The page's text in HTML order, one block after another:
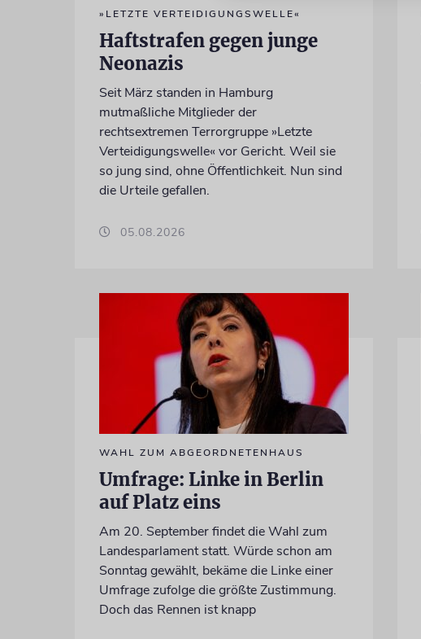
»LETZTE VERTEIDIGUNGSWELLE«
Haftstrafen gegen junge
Neonazis
Seit März standen in Hamburg
mutmaßliche Mitglieder der
rechtsextremen Terrorgruppe »Letzte
Verteidigungswelle« vor Gericht. Weil sie
so jung sind, ohne Öffentlichkeit. Nun sind
die Urteile gefallen.
05.08.2026
WAHL ZUM ABGEORDNETENHAUS
Umfrage: Linke in Berlin
auf Platz eins
Am 20. September findet die Wahl zum
Landesparlament statt. Würde schon am
Sonntag gewählt, bekäme die Linke einer
Umfrage zufolge die größte Zustimmung.
Doch das Rennen ist knapp